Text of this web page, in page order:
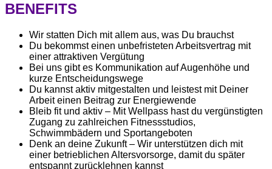
BENEFITS
Wir statten Dich mit allem aus, was Du brauchst
Du bekommst einen unbefristeten Arbeitsvertrag mit
einer attraktiven Vergütung
Bei uns gibt es Kommunikation auf Augenhöhe und
kurze Entscheidungswege
Du kannst aktiv mitgestalten und leistest mit Deiner
Arbeit einen Beitrag zur Energiewende
Bleib fit und aktiv – Mit Wellpass hast du vergünstigten
Zugang zu zahlreichen Fitnessstudios,
Schwimmbädern und Sportangeboten
Denk an deine Zukunft – Wir unterstützen dich mit
einer betrieblichen Altersvorsorge, damit du später
entspannt zurücklehnen kannst